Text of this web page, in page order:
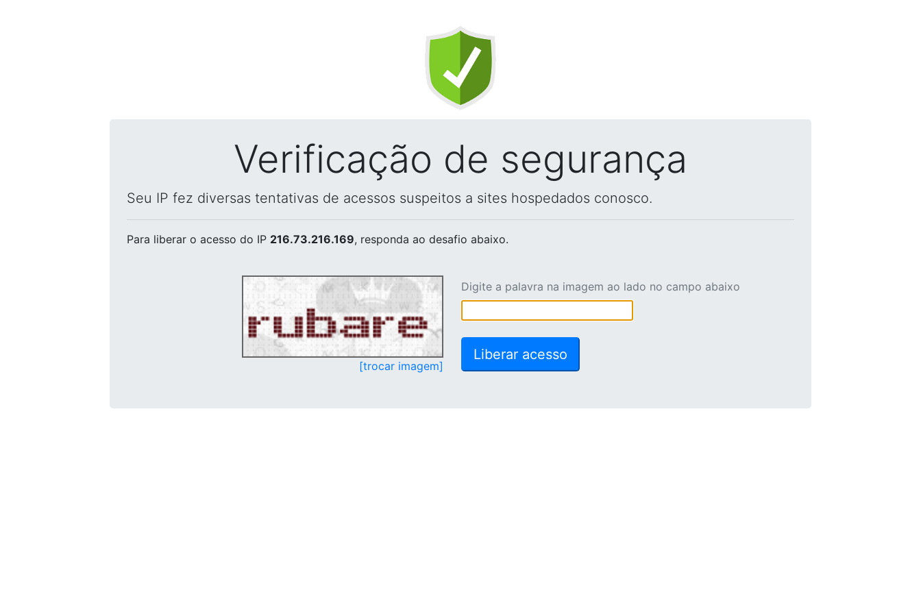
Verificação de segurança
Seu IP fez diversas tentativas de acessos suspeitos a sites hospedados conosco.
Para liberar o acesso do IP 216.73.216.169, responda ao desafio abaixo.
[trocar imagem]
Digite a palavra na imagem ao lado no campo abaixo